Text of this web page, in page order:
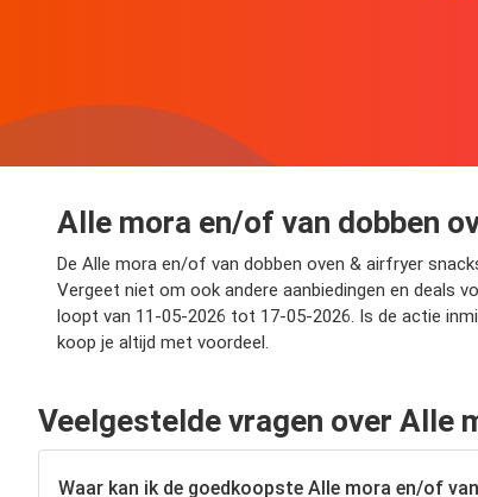
Alle mora en/of van dobben
De Alle mora en/of van dobben oven & airfryer
Vergeet niet om ook andere aanbiedingen en deals
loopt van 11-05-2026 tot 17-05-2026. Is de actie
koop je altijd met voordeel.
Veelgestelde vragen over Alle
Waar kan ik de goedkoopste Alle mora en/of